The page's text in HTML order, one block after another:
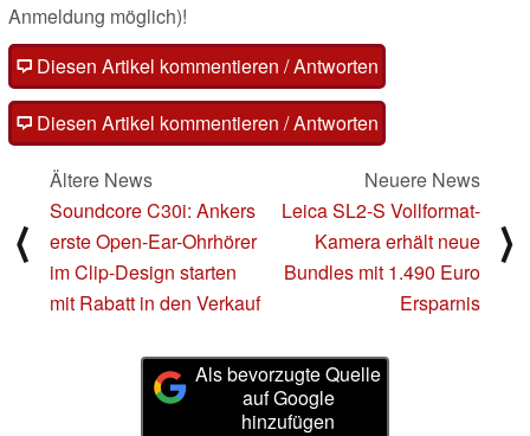
Anmeldung möglich)!
Diesen Artikel kommentieren / Antworten
Diesen Artikel kommentieren / Antworten
⟨
Ältere News
Soundcore C30i: Ankers
erste Open-Ear-Ohrhörer
im Clip-Design starten
mit Rabatt in den Verkauf
Neuere News
Leica SL2-S Vollformat-
Kamera erhält neue
Bundles mit 1.490 Euro
Ersparnis
⟩
Als bevorzugte Quelle
auf Google
hinzufügen